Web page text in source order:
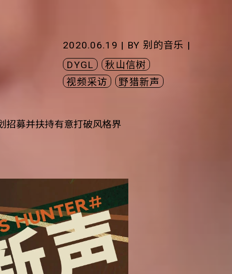
2020.06.19 | BY 别的音乐 |
DYGL
秋山信树
视频采访
野猎新声
招募并扶持有意打破风格界